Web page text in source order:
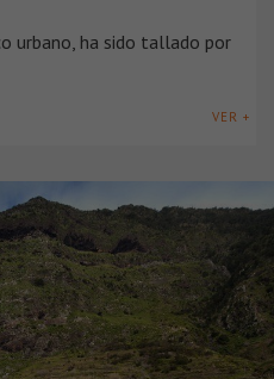
urbano, ha sido tallado por
VER +